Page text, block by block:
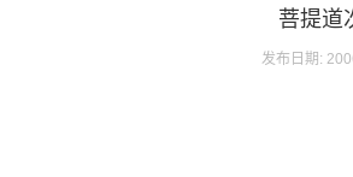
菩提道
发布日期: